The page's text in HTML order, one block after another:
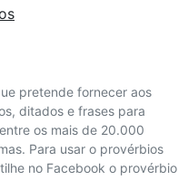
pretende fornecer aos
ditados e frases para
os mais de 20.000
Para usar o provérbios
no Facebook o provérbio